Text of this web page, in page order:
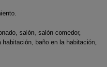
salón, salón-comedor,
baño en la habitación,